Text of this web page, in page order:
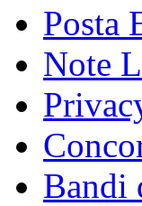
Posta
Note
Bandi